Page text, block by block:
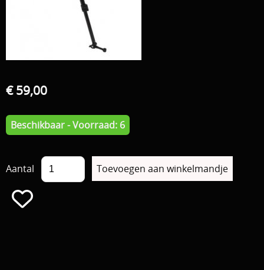
Boten en Belly / alle Benodigdheden
Tenten / Aasvisbewaring / Stoelen / Onthaakmatten /
Per leverancier
Decoratie
Kleding
PROMO materiaal
cadeau bon
2e hands 2e kans
You Tube kanaal
€ 59,00
Beschikbaar - Voorraad: 6
Aantal